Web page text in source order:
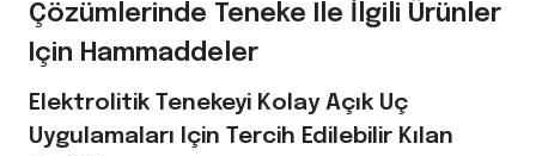
Çözümlerinde Teneke Ile İlgili Ürünler
Için Hammaddeler
Elektrolitik Tenekeyi Kolay Açık Uç
Uygulamaları Için Tercih Edilebilir Kılan